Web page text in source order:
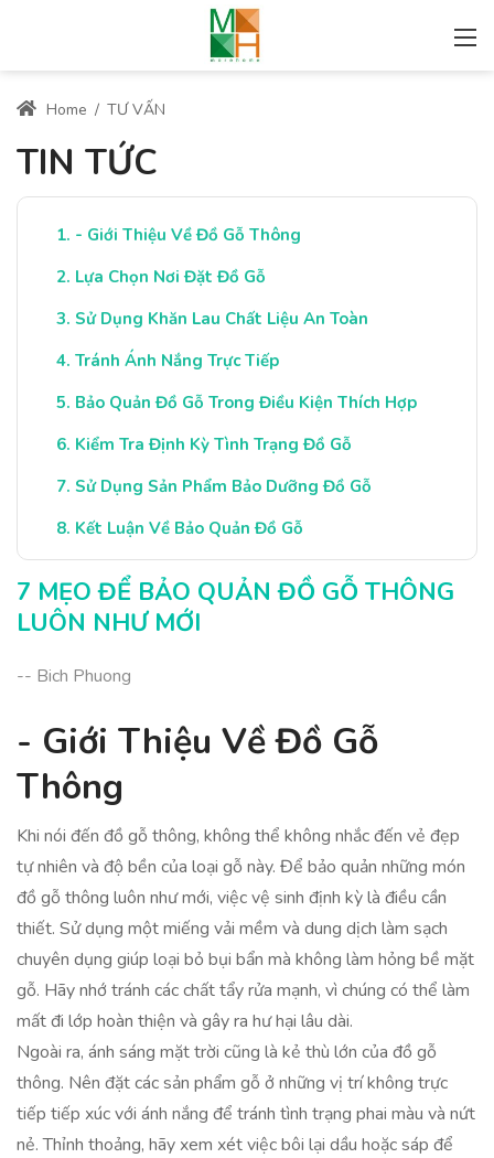
Home / TƯ VẤN
TIN TỨC
- Giới Thiệu Về Đồ Gỗ Thông
Lựa Chọn Nơi Đặt Đồ Gỗ
Sử Dụng Khăn Lau Chất Liệu An Toàn
Tránh Ánh Nắng Trực Tiếp
Bảo Quản Đồ Gỗ Trong Điều Kiện Thích Hợp
Kiểm Tra Định Kỳ Tình Trạng Đồ Gỗ
Sử Dụng Sản Phẩm Bảo Dưỡng Đồ Gỗ
Kết Luận Về Bảo Quản Đồ Gỗ
7 MẸO ĐỂ BẢO QUẢN ĐỒ GỖ THÔNG
LUÔN NHƯ MỚI
-- Bich Phuong
- Giới Thiệu Về Đồ Gỗ
Thông
Khi nói đến đồ gỗ thông, không thể không nhắc đến vẻ đẹp
tự nhiên và độ bền của loại gỗ này. Để bảo quản những món
đồ gỗ thông luôn như mới, việc vệ sinh định kỳ là điều cần
thiết. Sử dụng một miếng vải mềm và dung dịch làm sạch
chuyên dụng giúp loại bỏ bụi bẩn mà không làm hỏng bề mặt
gỗ. Hãy nhớ tránh các chất tẩy rửa mạnh, vì chúng có thể làm
mất đi lớp hoàn thiện và gây ra hư hại lâu dài.
Ngoài ra, ánh sáng mặt trời cũng là kẻ thù lớn của đồ gỗ
thông. Nên đặt các sản phẩm gỗ ở những vị trí không trực
tiếp tiếp xúc với ánh nắng để tránh tình trạng phai màu và nứt
nẻ. Thỉnh thoảng, hãy xem xét việc bôi lại dầu hoặc sáp để